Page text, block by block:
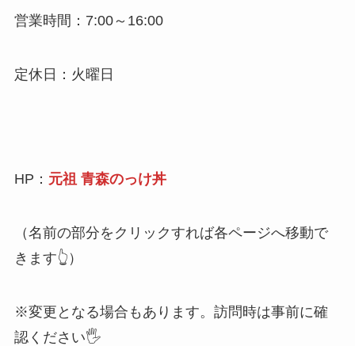
営業時間：7:00～16:00
定休日：火曜日
HP： 元祖 青森のっけ丼
（名前の部分をクリックすれば各ページへ移動で
きます👆）
※変更となる場合もあります。訪問時は事前に確
認ください🖐